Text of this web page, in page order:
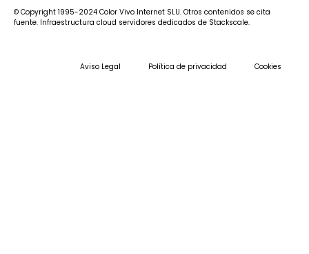
© Copyright 1995-2024 Color Vivo Internet SLU. Otros contenidos se cita
fuente. Infraestructura cloud servidores dedicados de Stackscale.
Aviso Legal Política de privacidad Cookies